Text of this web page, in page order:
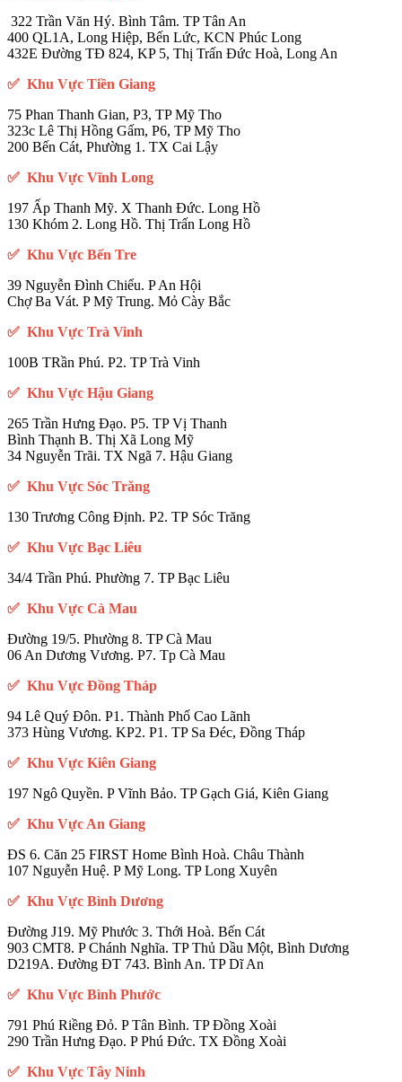
322 Trần Văn Hý. Bình Tâm. TP Tân An
400 QL1A, Long Hiệp, Bến Lức, KCN Phúc Long
432E Đường TĐ 824, KP 5, Thị Trấn Đức Hoà, Long An
✅ Khu Vực Tiền Giang
75 Phan Thanh Gian, P3, TP Mỹ Tho
323c Lê Thị Hồng Gấm, P6, TP Mỹ Tho
200 Bến Cát, Phường 1. TX Cai Lậy
✅ Khu Vực Vĩnh Long
197 Ấp Thanh Mỹ. X Thanh Đức. Long Hồ
130 Khóm 2. Long Hồ. Thị Trấn Long Hồ
✅ Khu Vực Bến Tre
39 Nguyễn Đình Chiểu. P An Hội
Chợ Ba Vát. P Mỹ Trung. Mỏ Cày Bắc
✅ Khu Vực Trà Vinh
100B TRần Phú. P2. TP Trà Vinh
✅ Khu Vực Hậu Giang
265 Trần Hưng Đạo. P5. TP Vị Thanh
Bình Thạnh B. Thị Xã Long Mỹ
34 Nguyễn Trãi. TX Ngã 7. Hậu Giang
✅ Khu Vực Sóc Trăng
130 Trương Công Định. P2. TP Sóc Trăng
✅ Khu Vực Bạc Liêu
34/4 Trần Phú. Phường 7. TP Bạc Liêu
✅ Khu Vực Cà Mau
Đường 19/5. Phường 8. TP Cà Mau
06 An Dương Vương. P7. Tp Cà Mau
✅ Khu Vực Đồng Tháp
94 Lê Quý Đôn. P1. Thành Phố Cao Lãnh
373 Hùng Vương. KP2. P1. TP Sa Đéc, Đồng Tháp
✅ Khu Vực Kiên Giang
197 Ngô Quyền. P Vĩnh Bảo. TP Gạch Giá, Kiên Giang
✅ Khu Vực An Giang
ĐS 6. Căn 25 FIRST Home Bình Hoà. Châu Thành
107 Nguyễn Huệ. P Mỹ Long. TP Long Xuyên
✅ Khu Vực Bình Dương
Đường J19. Mỹ Phước 3. Thới Hoà. Bến Cát
903 CMT8. P Chánh Nghĩa. TP Thủ Dầu Một, Bình Dương
D219A. Đường ĐT 743. Bình An. TP Dĩ An
✅ Khu Vực Bình Phước
791 Phú Riềng Đỏ. P Tân Bình. TP Đồng Xoài
290 Trần Hưng Đạo. P Phú Đức. TX Đồng Xoài
✅ Khu Vực Tây Ninh